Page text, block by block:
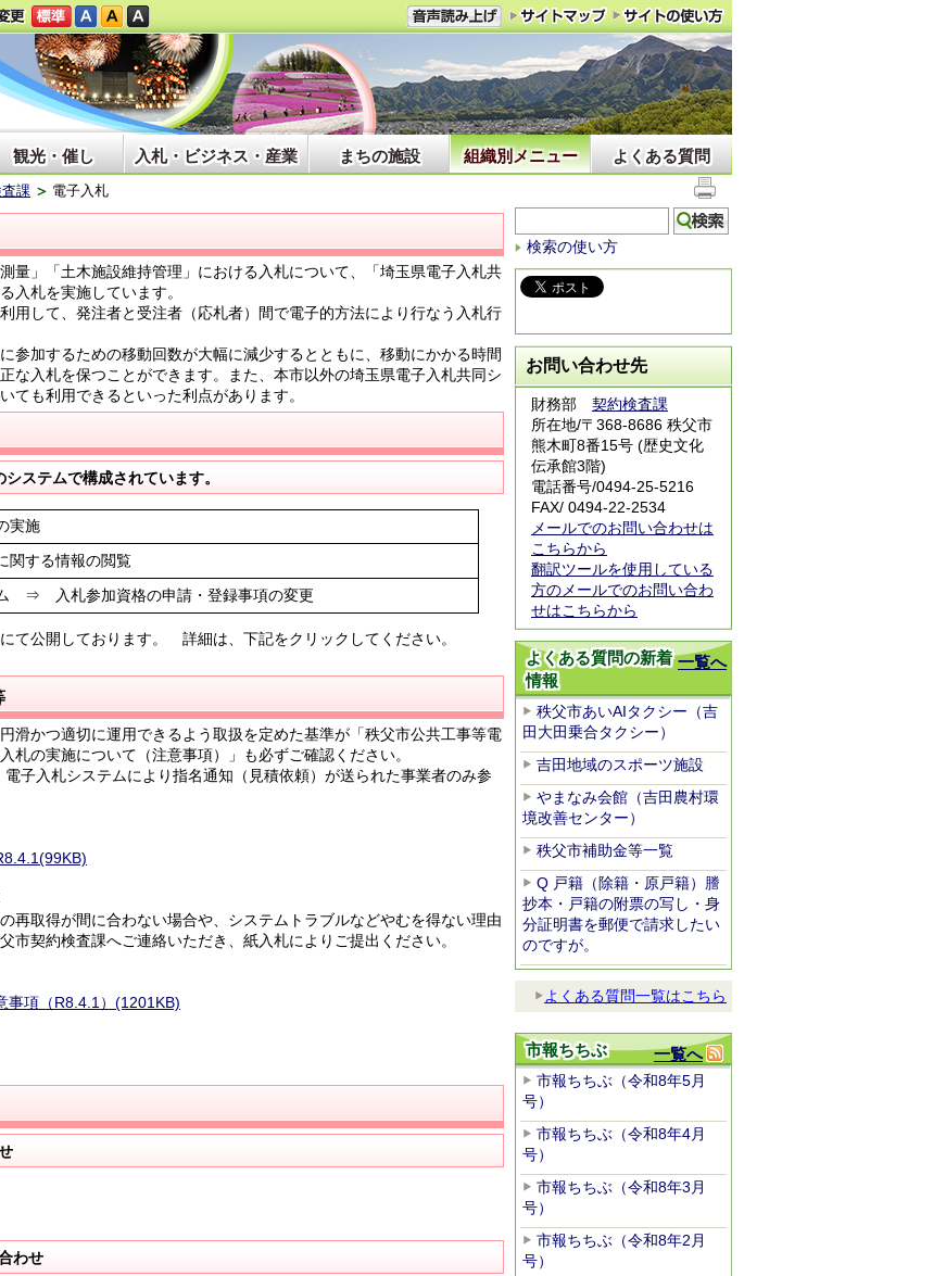
観光・催し 入札・ビジネス・産業 まちの施設 組織別メニュー よくある質問
課 電子入札
量」「土木施設維持管理」における入札について、「埼玉県電子入札共
入札を実施しています。
用して、発注者と受注者（応札者）間で電子的方法により行なう入札行
参加するための移動回数が大幅に減少するとともに、移動にかかる時間
な入札を保つことができます。また、本市以外の埼玉県電子入札共同シ
ても利用できるといった利点があります。
ステムで構成されています。
実施
する情報の閲覧
⇒ 入札参加資格の申請・登録事項の変更
て公開しております。 詳細は、下記をクリックしてください。
滑かつ適切に運用できるよう取扱を定めた基準が「秩父市公共工事等電
札の実施について（注意事項）」も必ずご確認ください。
子入札システムにより指名通知（見積依頼）が送られた事業者のみ参
再取得が間に合わない場合や、システムトラブルなどやむを得ない理由
市契約検査課へご連絡いただき、紙入札によりご提出ください。
事項（R8.4.1）(1201KB)
わせ
検索の使い方
お問い合わせ先
財務部 契約検査課
所在地/〒368-8686 秩父市
熊木町8番15号 (歴史文化
伝承館3階)
電話番号/0494-25-5216
FAX/ 0494-22-2534
メールでのお問い合わせは
こちらから
翻訳ツールを使用している
方のメールでのお問い合わ
せはこちらから
一覧へ
よくある質問の新着
情報
秩父市あいAIタクシー（吉
田大田乗合タクシー）
吉田地域のスポーツ施設
やまなみ会館（吉田農村環
境改善センター）
秩父市補助金等一覧
Q 戸籍（除籍・原戸籍）謄
抄本・戸籍の附票の写し・身
分証明書を郵便で請求したい
のですが。
よくある質問一覧はこちら
一覧へ
市報ちちぶ
市報ちちぶ（令和8年5月
号）
市報ちちぶ（令和8年4月
号）
市報ちちぶ（令和8年3月
号）
市報ちちぶ（令和8年2月
号）